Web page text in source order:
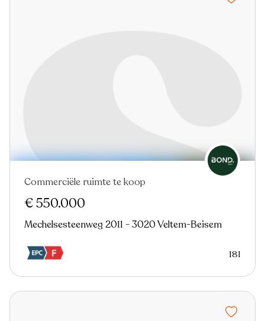
Nieuw
Commerciële ruimte te koop
€ 550.000
Mechelsesteenweg 2011 - 3020 Veltem-Beisem
181